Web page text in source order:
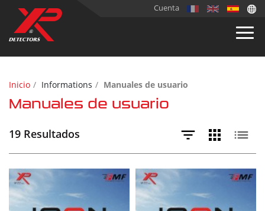
Cuenta
Inicio Informations Manuales de usuario
Manuales de usuario
19 Resultados